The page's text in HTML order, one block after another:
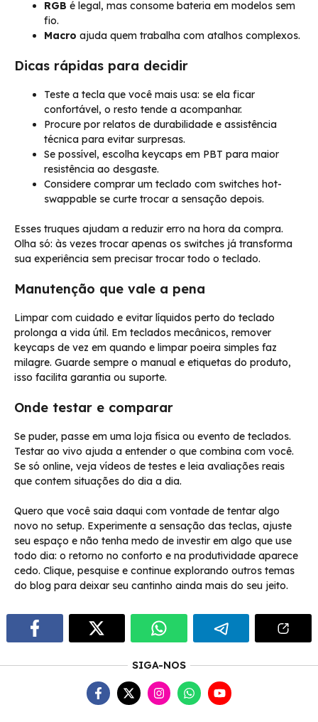
RGB é legal, mas consome bateria em modelos sem
fio.
Macro ajuda quem trabalha com atalhos complexos.
Dicas rápidas para decidir
Teste a tecla que você mais usa: se ela ficar
confortável, o resto tende a acompanhar.
Procure por relatos de durabilidade e assistência
técnica para evitar surpresas.
Se possível, escolha keycaps em PBT para maior
resistência ao desgaste.
Considere comprar um teclado com switches hot-
swappable se curte trocar a sensação depois.
Esses truques ajudam a reduzir erro na hora da compra.
Olha só: às vezes trocar apenas os switches já transforma
sua experiência sem precisar trocar todo o teclado.
Manutenção que vale a pena
Limpar com cuidado e evitar líquidos perto do teclado
prolonga a vida útil. Em teclados mecânicos, remover
keycaps de vez em quando e limpar poeira simples faz
milagre. Guarde sempre o manual e etiquetas do produto,
isso facilita garantia ou suporte.
Onde testar e comparar
Se puder, passe em uma loja física ou evento de teclados.
Testar ao vivo ajuda a entender o que combina com você.
Se só online, veja vídeos de testes e leia avaliações reais
que contem situações do dia a dia.
Quero que você saia daqui com vontade de tentar algo
novo no setup. Experimente a sensação das teclas, ajuste
seu espaço e não tenha medo de investir em algo que use
todo dia: o retorno no conforto e na produtividade aparece
cedo. Clique, pesquise e continue explorando outros temas
do blog para deixar seu cantinho ainda mais do seu jeito.
SIGA-NOS